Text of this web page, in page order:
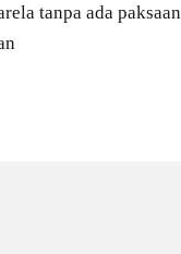
tanpa ada paksaan